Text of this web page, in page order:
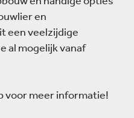
en
een veelzijdige
al mogelijk vanaf
voor meer informatie!